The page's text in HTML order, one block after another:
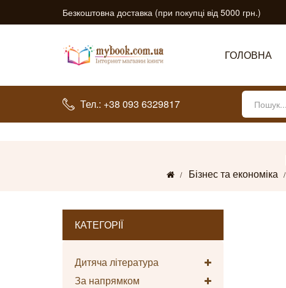
Безкоштовна доставка (при покупці від 5000 грн.)
ГОЛОВНА
Тел.: +38 093 6329817
Бізнес та економіка
КАТЕГОРІЇ
Дитяча література
За напрямком